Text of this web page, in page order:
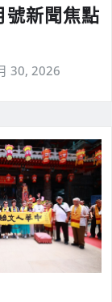
號新聞焦點
30, 2026